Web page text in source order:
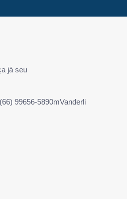
já seu
99656-5890mVanderli